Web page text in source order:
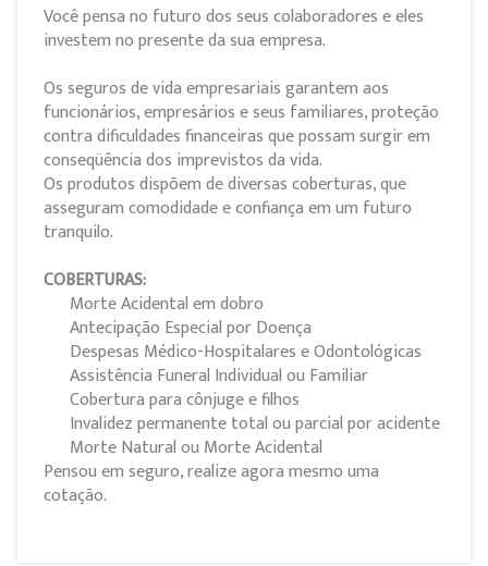
Você pensa no futuro dos seus colaboradores e eles
investem no presente da sua empresa.
Os seguros de vida empresariais garantem aos
funcionários, empresários e seus familiares, proteção
contra dificuldades financeiras que possam surgir em
conseqüência dos imprevistos da vida.
Os produtos dispõem de diversas coberturas, que
asseguram comodidade e confiança em um futuro
tranquilo.
COBERTURAS:
Morte Acidental em dobro
Antecipação Especial por Doença
Despesas Médico-Hospitalares e Odontológicas
Assistência Funeral Individual ou Familiar
Cobertura para cônjuge e filhos
Invalidez permanente total ou parcial por acidente
Morte Natural ou Morte Acidental
Pensou em seguro, realize agora mesmo uma
cotação.